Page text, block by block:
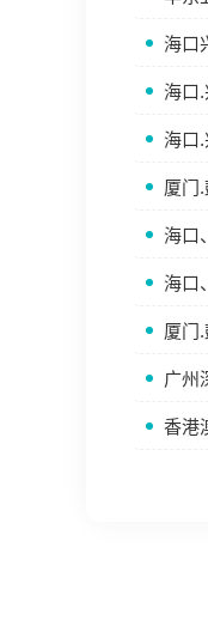
海口
海口
海口
厦门
海口
海口
厦门
广州
香港